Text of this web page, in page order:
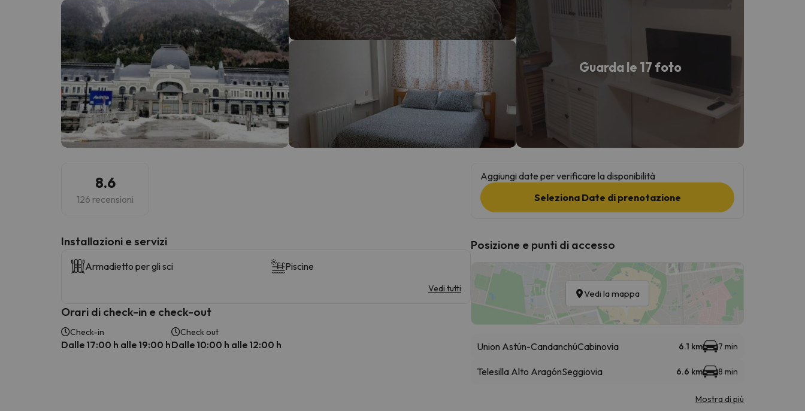
Sembra che il nostro ricercatore abbia perso la strada. Non appena troverà la bussola, tornerà.
Guarda le 17 foto
8.6
126 recensioni
Installazioni e servizi
Armadietto per gli sci Piscine
Vedi tutti
Orari di check-in e check-out
Check-in
Dalle 17:00 h alle 19:00 h
Check out
Dalle 10:00 h alle 12:00 h
Aggiungi date per verificare la disponibilità
Seleziona Date di prenotazione
Posizione e punti di accesso
Vedi la mappa
Union Astún-CandanchúCabinovia 6.1 km 7 min
Telesilla Alto AragónSeggiovia 6.6 km 8 min
Mostra di più